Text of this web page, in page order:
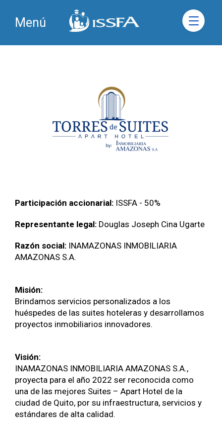
Menú
Participación accionarial: ISSFA - 50%
Representante legal: Douglas Joseph Cina Ugarte
Razón social: INAMAZONAS INMOBILIARIA
AMAZONAS S.A.
Misión:
Brindamos servicios personalizados a los
huéspedes de las suites hoteleras y desarrollamos
proyectos inmobiliarios innovadores.
Visión:
INAMAZONAS INMOBILIARIA AMAZONAS S.A.,
proyecta para el año 2022 ser reconocida como
una de las mejores Suites – Apart Hotel de la
ciudad de Quito, por su infraestructura, servicios y
estándares de alta calidad.